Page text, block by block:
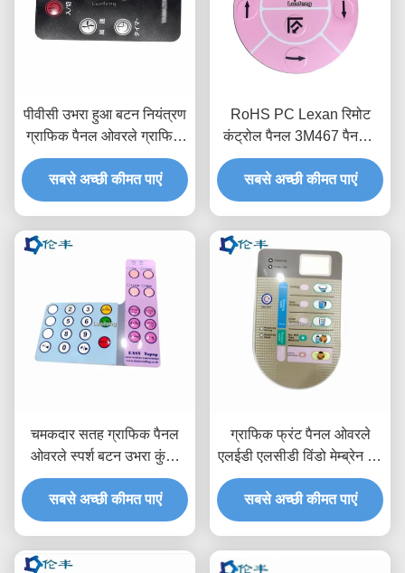
पीवीसी उभरा हुआ बटन नियंत्रण
ग्राफिक पैनल ओवरले ग्राफिक
पीईटी पीसी
सबसे अच्छी कीमत पाएं
RoHS PC Lexan रिमोट
कंट्रोल पैनल 3M467 पैनटोन
पॉली कार्बोनेट ग्राफिक ओवरले
सबसे अच्छी कीमत पाएं
चमकदार सतह ग्राफिक पैनल
ओवरले स्पर्श बटन उभरा कुंजी
कस्टम नियंत्रण कक्ष
सबसे अच्छी कीमत पाएं
ग्राफिक फ्रंट पैनल ओवरले
एलईडी एलसीडी विंडो मेम्ब्रेन पुश
बटन स्विच
सबसे अच्छी कीमत पाएं